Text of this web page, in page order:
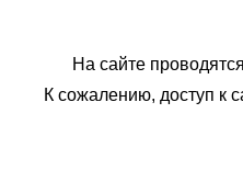
На сайте
К сожалению, доступ к